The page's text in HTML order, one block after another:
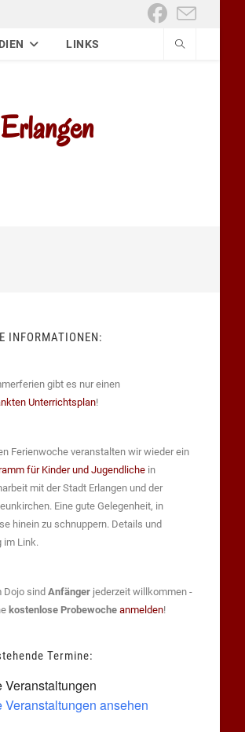
LINKS
INFORMATIONEN:
gibt es nur einen
Unterrichtsplan!
Ferienwoche veranstalten wir wieder ein
für Kinder und Jugendliche in
mit der Stadt Erlangen und der
Eine gute Gelegenheit, in
hinein zu schnuppern. Details und
im Link.
Dojo sindAnfänger jederzeit willkommen -
kostenlose Probewocheanmelden!
Termine:
Veranstaltungen
ansehen